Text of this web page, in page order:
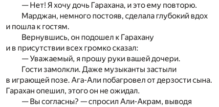
— Нет! Я хочу дочь Гарахана, и это ему повторю.
Марджан, немного постояв, сделала глубокий вдох
и пошла к гостям.
Вернувшись, он подошел к Гарахану
и в присутствии всех громко сказал:
— Уважаемый, я прошу руки вашей дочери.
Гости замолкли. Даже музыканты застыли
в играющей позе. Ага-Али побагровел от дерзости сына.
Гарахан опешил, этого он не ожидал.
— Вы согласны? — спросил Али-Акрам, выводя